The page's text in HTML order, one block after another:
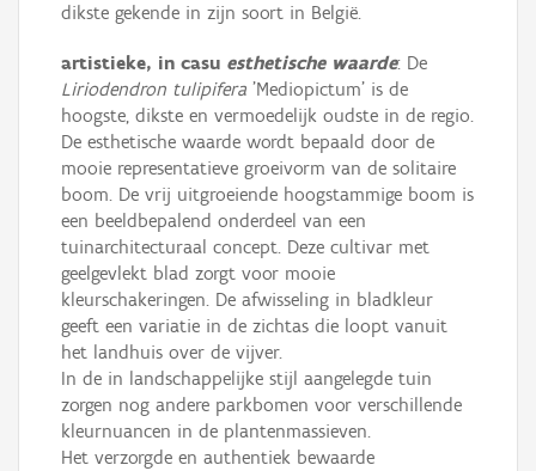
dikste gekende in zijn soort in België.
artistieke, in casu esthetische waarde: De
Liriodendron tulipifera 'Mediopictum' is de
hoogste, dikste en vermoedelijk oudste in de regio.
De esthetische waarde wordt bepaald door de
mooie representatieve groeivorm van de solitaire
boom. De vrij uitgroeiende hoogstammige boom is
een beeldbepalend onderdeel van een
tuinarchitecturaal concept. Deze cultivar met
geelgevlekt blad zorgt voor mooie
kleurschakeringen. De afwisseling in bladkleur
geeft een variatie in de zichtas die loopt vanuit
het landhuis over de vijver.
In de in landschappelijke stijl aangelegde tuin
zorgen nog andere parkbomen voor verschillende
kleurnuancen in de plantenmassieven.
Het verzorgde en authentiek bewaarde